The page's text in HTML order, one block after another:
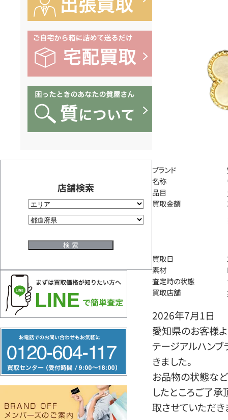
店舗検索
リ
ー
ヤ
ブランド
名称
品目
買取金額
買取日
素材
査定時の状態
買取店舗
2026年7月1日
愛知県のお客様よ
テージアルハン
きました。
お品物の状態など
したところご了
取させていただき